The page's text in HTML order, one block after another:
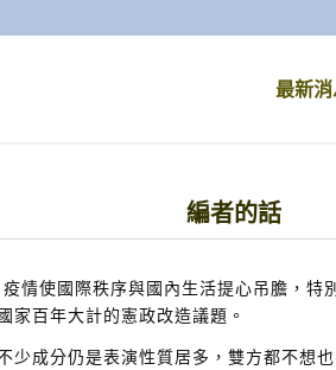
最新
編者的話
情使國際秩序與國內生活提心吊膽，
家百年大計的憲政改造議題。
成分仍是表演性質居多，雙方都不想